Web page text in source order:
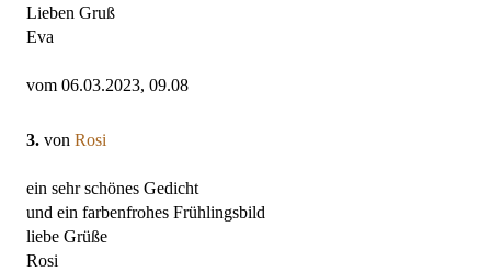
Lieben Gruß
Eva
vom 06.03.2023, 09.08
3. von Rosi
ein sehr schönes Gedicht
und ein farbenfrohes Frühlingsbild
liebe Grüße
Rosi